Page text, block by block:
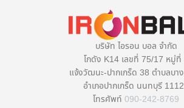
บริษัท ไอรอน บอล จำกัด
โกดัง K14 เลขที่ 75/17 หมู่ที่
แจ้งวัฒนะ-ปากเกร็ด 38 ตำบลบา
อำเภอปากเกร็ด นนทบุรี
โทรศัพท์ 090-242-8769